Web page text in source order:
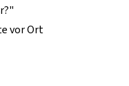
vor Ort